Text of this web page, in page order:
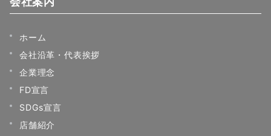
ホーム
会社沿革・代表挨拶
企業理念
FD宣言
SDGs宣言
店舗紹介